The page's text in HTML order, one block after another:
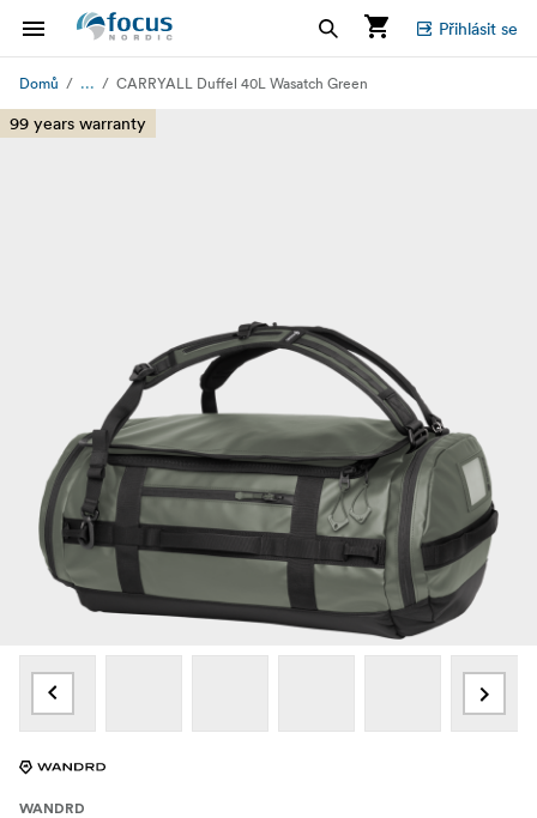
Přihlásit se
Domů ... CARRYALL Duffel 40L Wasatch Green
99 years warranty
WANDRD